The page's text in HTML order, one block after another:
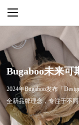
Bugaboo未来可
2024年Bugaboo发布「
全新品牌理念，专注于不